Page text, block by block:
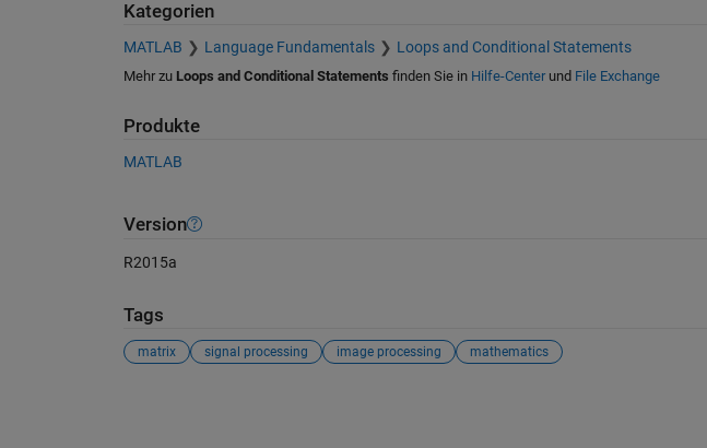
Kategorien
MATLAB Language Fundamentals Loops and Conditional Statements
Mehr zu Loops and Conditional Statements finden Sie in Hilfe-Centerund File Exchange
Produkte
MATLAB
Version
R2015a
Tags
matrix signal processing image processing mathematics